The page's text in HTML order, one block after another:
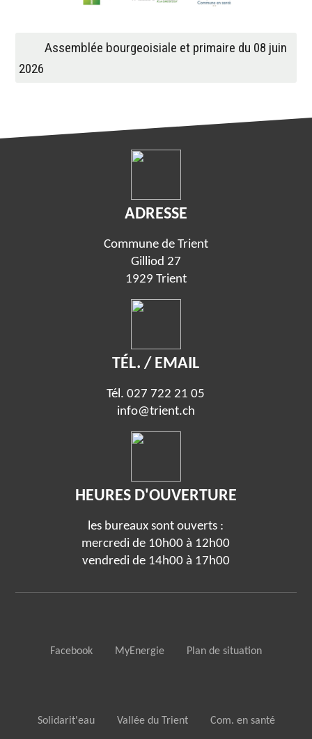
Assemblée bourgeoisiale et primaire du 08 juin
2026
ADRESSE
Commune de Trient
Gilliod 27
1929 Trient
TÉL. / EMAIL
Tél.027 722 21 05
info@trient.ch
HEURES D'OUVERTURE
les bureaux sont ouverts :
mercredi de 10h00 à 12h00
vendredi de 14h00 à 17h00
Facebook MyEnergie Plan de situation
Solidarit'eau Vallée du Trient Com. en santé